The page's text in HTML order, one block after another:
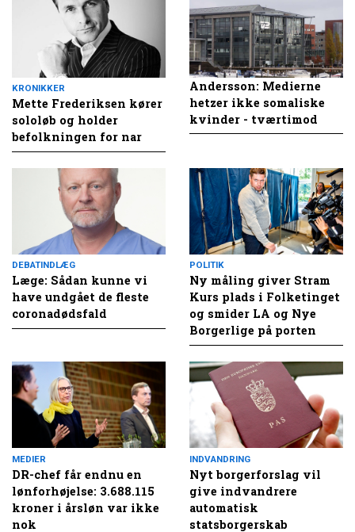
KRONIKKER
Mette Frederiksen kører
sololøb og holder
befolkningen for nar
Andersson: Medierne
hetzer ikke somaliske
kvinder - tværtimod
DEBATINDLÆG
Læge: Sådan kunne vi
have undgået de fleste
coronadødsfald
POLITIK
Ny måling giver Stram
Kurs plads i Folketinget
og smider LA og Nye
Borgerlige på porten
MEDIER
DR-chef får endnu en
lønforhøjelse: 3.688.115
kroner i årsløn var ikke
nok
INDVANDRING
Nyt borgerforslag vil
give indvandrere
automatisk
statsborgerskab